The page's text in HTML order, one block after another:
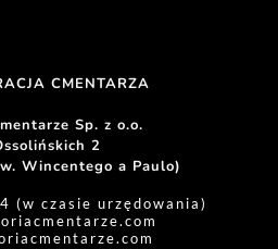
CMENTARZA
Sp. z o.o.
2
Wincentego a Paulo)
(w czasie urzędowania)